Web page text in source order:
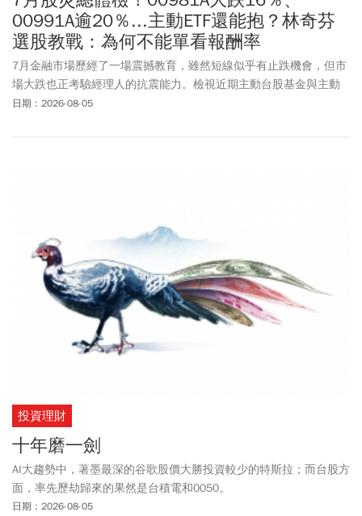
00991A逾20％...主動ETF還能抱？林奇芬
選股教戰：為何不能單看報酬率
7月金融市場歷經了一場震撼教育，雖然短線似乎有止跌機會，但市
場大跌也正考驗經理人的抗震能力。檢視近期主動台股基金與主動
ETF表現，哪個經理人可以讓你安心續抱呢?
日期：2026-08-05
投資理財
十年磨一劍
AI大趨勢中，著墨最深的谷歌股價大勝投資較少的特斯拉；而台股方
面，率先歷劫歸來的果然是台積電和0050。
日期：2026-08-05